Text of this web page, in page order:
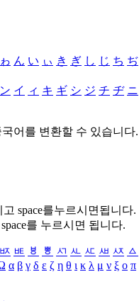
ゎ ん い ぃ き ぎ し じ ち ぢ
ン イ ィ キ ギ シ ジ チ ヂ ニ
어를 변환할 수 있습니다.
space를누르시면됩니다.
를 누르시면 됩니다.
ㅶ ㅷ ㅸ ㅹ ㅺ ㅻ ㅼ ㅽ ㅾ ㅿ
α β γ δ ε ζ η θ ι κ λ μ ν ξ ο π